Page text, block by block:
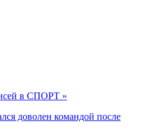
в СПОРТ »
доволен командой после